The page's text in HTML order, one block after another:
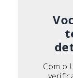
Com o